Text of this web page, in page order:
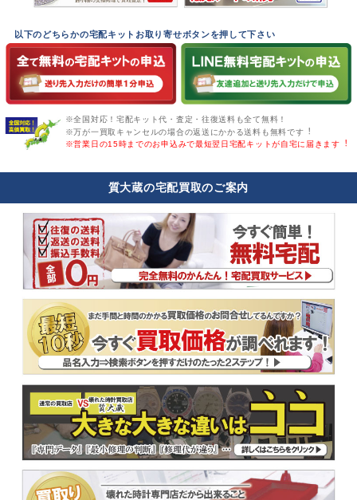
以下のどちらかの宅配キットお取り寄せボタンを押して下さい
※全国対応！宅配キット代・査定・往復送料も全て無料！
※万が一買取キャンセルの場合の返送にかかる送料も無料です︕
※営業日の15時までのお申込みで最短翌日宅配キットが自宅に届きます︕
質大蔵の宅配買取のご案内